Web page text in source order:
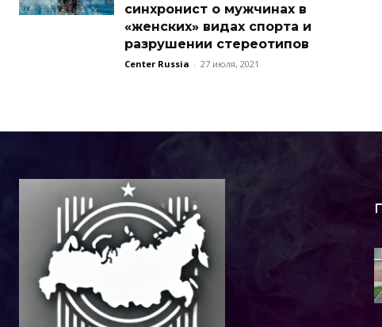
синхронист о мужчинах в
«женских» видах спорта и
разрушении стереотипов
Center Russia - 27 июля, 2021